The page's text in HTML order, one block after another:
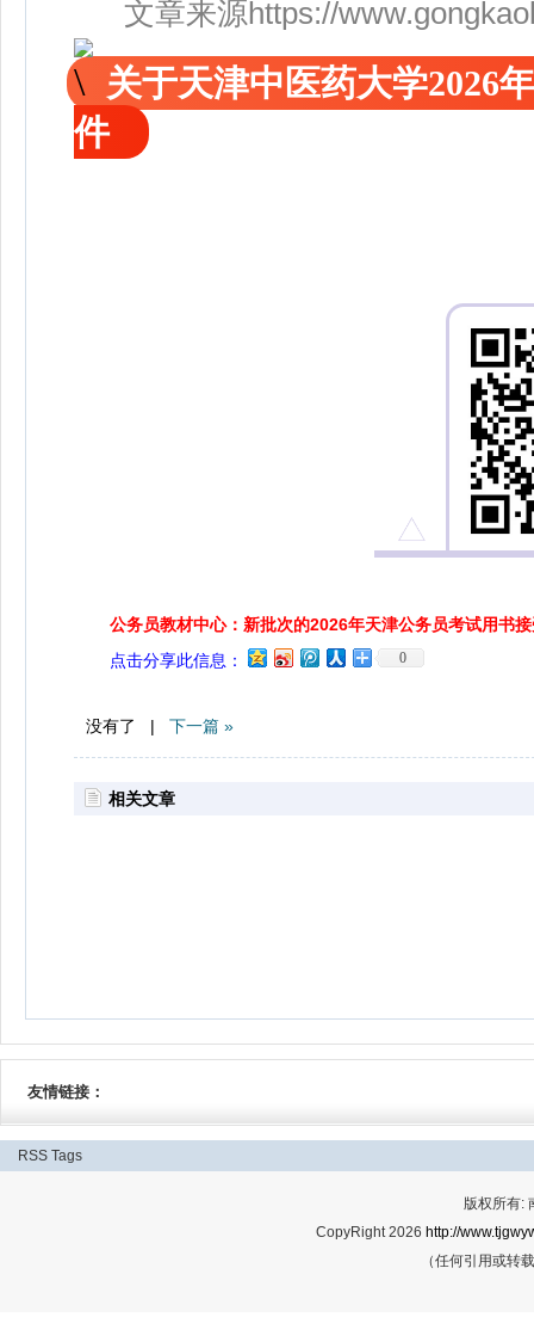
文章来源https://
关于天津中医药大学2026
件
公务员教材中心：新批次的2026年天津公务员考试用书
点击分享此信息：
0
没有了 | 下一篇 »
相关文章
友情链接：
RSS Tags
版权所有:
CopyRight 2026 http://
（任何引用或转